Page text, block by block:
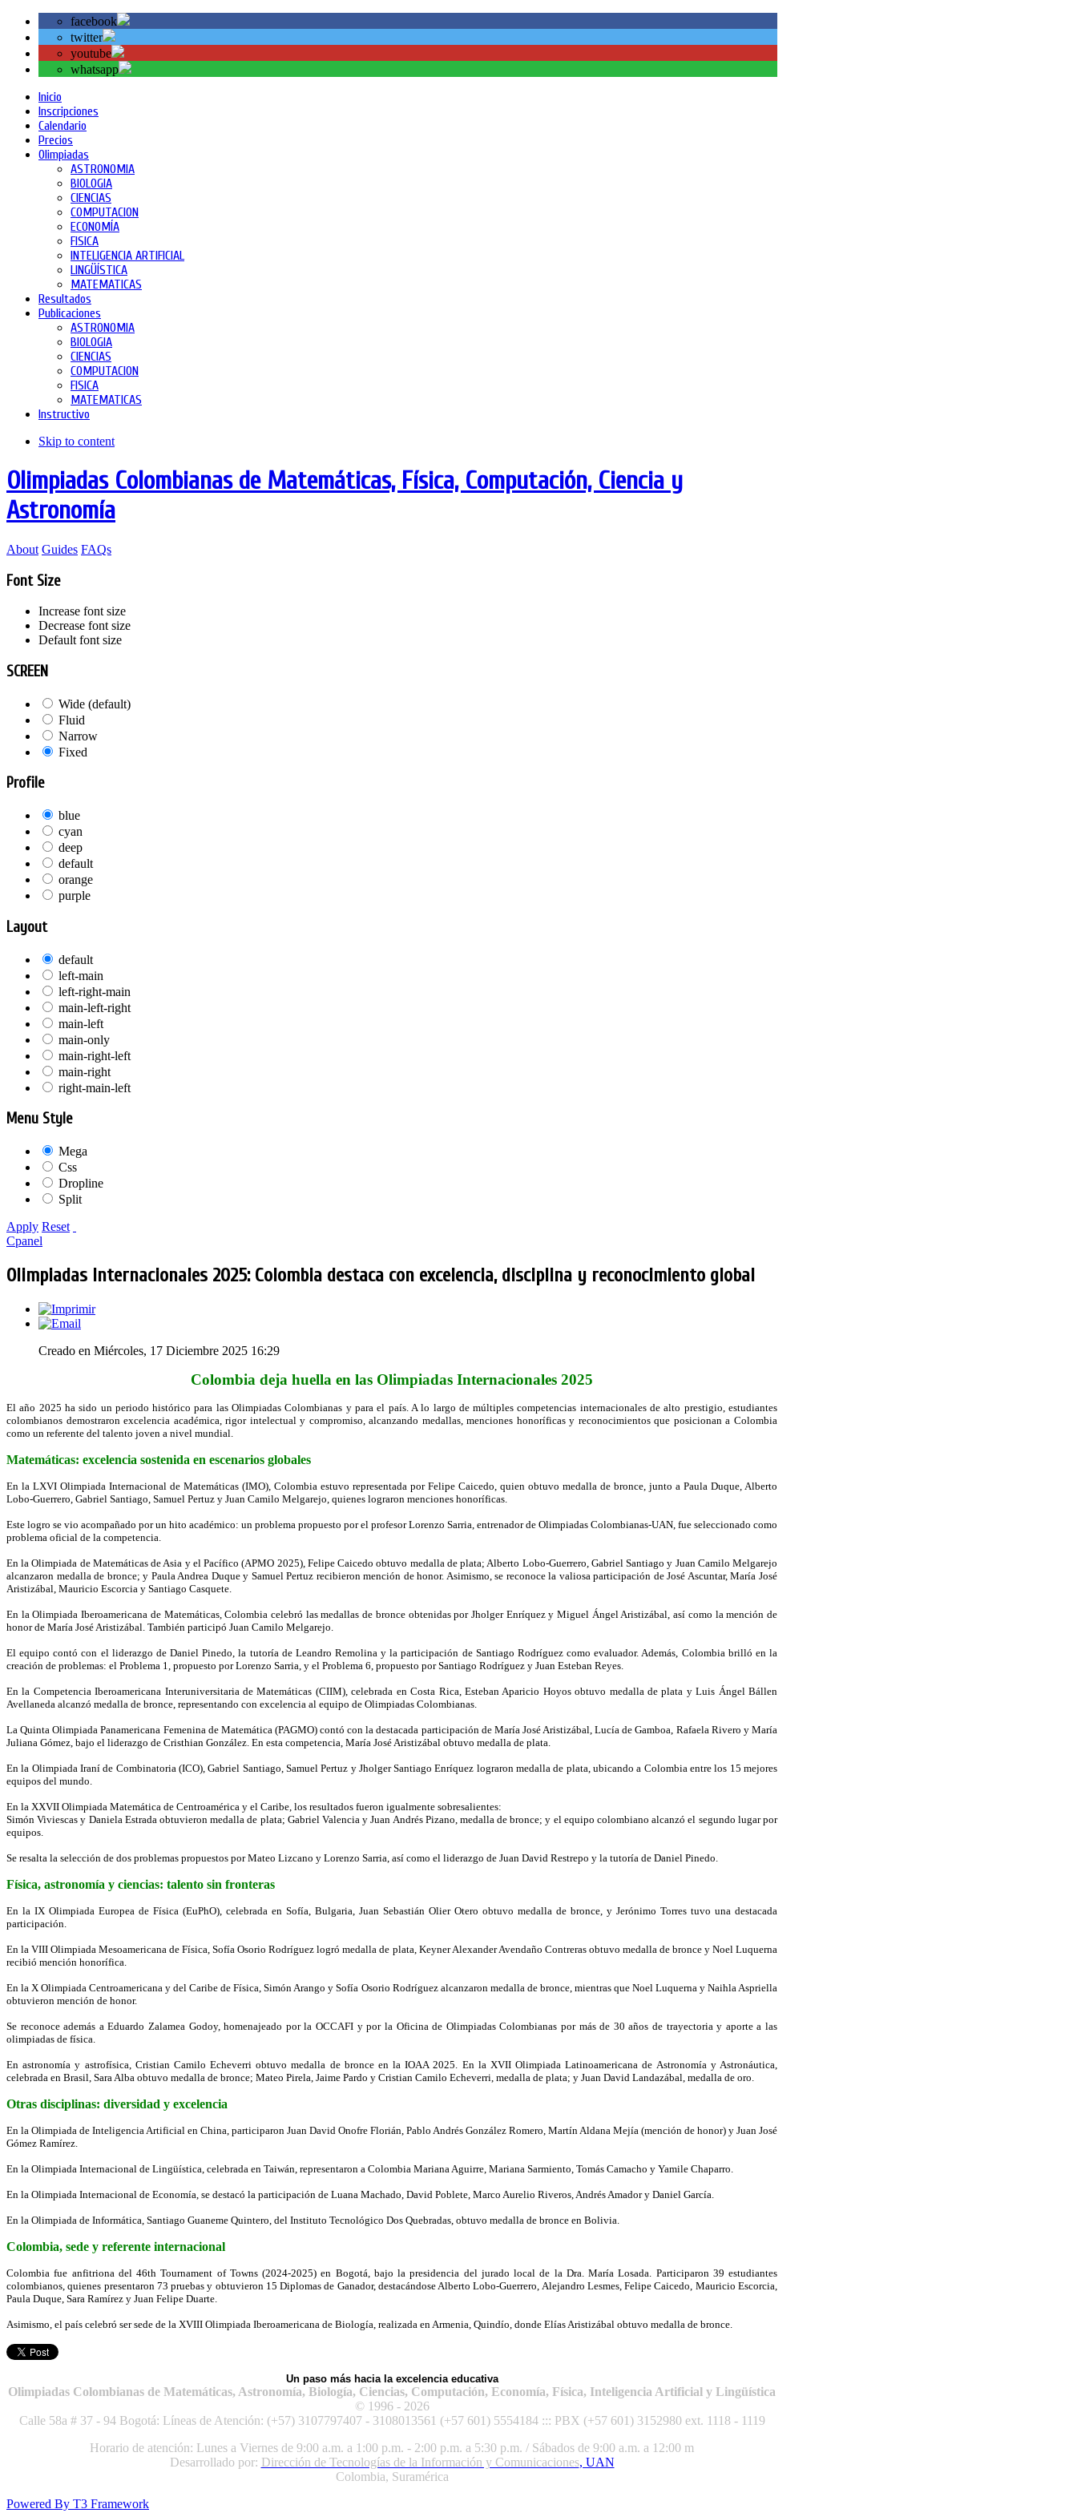
facebook
twitter
youtube
whatsapp
Inicio
Inscripciones
Calendario
Precios
Olimpiadas
ASTRONOMIA
BIOLOGIA
CIENCIAS
COMPUTACION
ECONOMÍA
FISICA
INTELIGENCIA ARTIFICIAL
LINGÜÍSTICA
MATEMATICAS
Resultados
Publicaciones
ASTRONOMIA
BIOLOGIA
CIENCIAS
COMPUTACION
FISICA
MATEMATICAS
Instructivo
Skip to content
Olimpiadas Colombianas de Matemáticas, Física, Computación, Ciencia y
Astronomía
About Guides FAQs
Font Size
Increase font size
Decrease font size
Default font size
SCREEN
Wide (default)
Fluid
Narrow
Fixed
Profile
blue
cyan
deep
default
orange
purple
Layout
default
left-main
left-right-main
main-left-right
main-left
main-only
main-right-left
main-right
right-main-left
Menu Style
Mega
Css
Dropline
Split
Apply Reset
Cpanel
Olimpiadas Internacionales 2025: Colombia destaca con excelencia, disciplina y reconocimiento global
Creado en Miércoles, 17 Diciembre 2025 16:29
Colombia deja huella en las Olimpiadas Internacionales 2025
El año 2025 ha sido un periodo histórico para las Olimpiadas Colombianas y para el país. A lo largo de múltiples competencias internacionales de alto prestigio, estudiantes
colombianos demostraron excelencia académica, rigor intelectual y compromiso, alcanzando medallas, menciones honoríficas y reconocimientos que posicionan a Colombia
como un referente del talento joven a nivel mundial.
Matemáticas: excelencia sostenida en escenarios globales
En la LXVI Olimpiada Internacional de Matemáticas (IMO), Colombia estuvo representada por Felipe Caicedo, quien obtuvo medalla de bronce, junto a Paula Duque, Alberto
Lobo-Guerrero, Gabriel Santiago, Samuel Pertuz y Juan Camilo Melgarejo, quienes lograron menciones honoríficas.
Este logro se vio acompañado por un hito académico: un problema propuesto por el profesor Lorenzo Sarria, entrenador de Olimpiadas Colombianas-UAN, fue seleccionado como
problema oficial de la competencia.
En la Olimpiada de Matemáticas de Asia y el Pacífico (APMO 2025), Felipe Caicedo obtuvo medalla de plata; Alberto Lobo-Guerrero, Gabriel Santiago y Juan Camilo Melgarejo
alcanzaron medalla de bronce; y Paula Andrea Duque y Samuel Pertuz recibieron mención de honor. Asimismo, se reconoce la valiosa participación de José Ascuntar, María José
Aristizábal, Mauricio Escorcia y Santiago Casquete.
En la Olimpiada Iberoamericana de Matemáticas, Colombia celebró las medallas de bronce obtenidas por Jholger Enríquez y Miguel Ángel Aristizábal, así como la mención de
honor de María José Aristizábal. También participó Juan Camilo Melgarejo.
El equipo contó con el liderazgo de Daniel Pinedo, la tutoría de Leandro Remolina y la participación de Santiago Rodríguez como evaluador. Además, Colombia brilló en la
creación de problemas: el Problema 1, propuesto por Lorenzo Sarria, y el Problema 6, propuesto por Santiago Rodríguez y Juan Esteban Reyes.
En la Competencia Iberoamericana Interuniversitaria de Matemáticas (CIIM), celebrada en Costa Rica, Esteban Aparicio Hoyos obtuvo medalla de plata y Luis Ángel Bállen
Avellaneda alcanzó medalla de bronce, representando con excelencia al equipo de Olimpiadas Colombianas.
La Quinta Olimpiada Panamericana Femenina de Matemática (PAGMO) contó con la destacada participación de María José Aristizábal, Lucía de Gamboa, Rafaela Rivero y María
Juliana Gómez, bajo el liderazgo de Cristhian González. En esta competencia, María José Aristizábal obtuvo medalla de plata.
En la Olimpiada Iraní de Combinatoria (ICO), Gabriel Santiago, Samuel Pertuz y Jholger Santiago Enríquez lograron medalla de plata, ubicando a Colombia entre los 15 mejores
equipos del mundo.
En la XXVII Olimpiada Matemática de Centroamérica y el Caribe, los resultados fueron igualmente sobresalientes:
Simón Viviescas y Daniela Estrada obtuvieron medalla de plata; Gabriel Valencia y Juan Andrés Pizano, medalla de bronce; y el equipo colombiano alcanzó el segundo lugar por
equipos.
Se resalta la selección de dos problemas propuestos por Mateo Lizcano y Lorenzo Sarria, así como el liderazgo de Juan David Restrepo y la tutoría de Daniel Pinedo.
Física, astronomía y ciencias: talento sin fronteras
En la IX Olimpiada Europea de Física (EuPhO), celebrada en Sofía, Bulgaria, Juan Sebastián Olier Otero obtuvo medalla de bronce, y Jerónimo Torres tuvo una destacada
participación.
En la VIII Olimpiada Mesoamericana de Física, Sofía Osorio Rodríguez logró medalla de plata, Keyner Alexander Avendaño Contreras obtuvo medalla de bronce y Noel Luquerna
recibió mención honorífica.
En la X Olimpiada Centroamericana y del Caribe de Física, Simón Arango y Sofía Osorio Rodríguez alcanzaron medalla de bronce, mientras que Noel Luquerna y Naihla Aspriella
obtuvieron mención de honor.
Se reconoce además a Eduardo Zalamea Godoy, homenajeado por la OCCAFI y por la Oficina de Olimpiadas Colombianas por más de 30 años de trayectoria y aporte a las
olimpiadas de física.
En astronomía y astrofísica, Cristian Camilo Echeverri obtuvo medalla de bronce en la IOAA 2025. En la XVII Olimpiada Latinoamericana de Astronomía y Astronáutica,
celebrada en Brasil, Sara Alba obtuvo medalla de bronce; Mateo Pirela, Jaime Pardo y Cristian Camilo Echeverri, medalla de plata; y Juan David Landazábal, medalla de oro.
Otras disciplinas: diversidad y excelencia
En la Olimpiada de Inteligencia Artificial en China, participaron Juan David Onofre Florián, Pablo Andrés González Romero, Martín Aldana Mejía (mención de honor) y Juan José
Gómez Ramírez.
En la Olimpiada Internacional de Lingüística, celebrada en Taiwán, representaron a Colombia Mariana Aguirre, Mariana Sarmiento, Tomás Camacho y Yamile Chaparro.
En la Olimpiada Internacional de Economía, se destacó la participación de Luana Machado, David Poblete, Marco Aurelio Riveros, Andrés Amador y Daniel García.
En la Olimpiada de Informática, Santiago Guaneme Quintero, del Instituto Tecnológico Dos Quebradas, obtuvo medalla de bronce en Bolivia.
Colombia, sede y referente internacional
Colombia fue anfitriona del 46th Tournament of Towns (2024-2025) en Bogotá, bajo la presidencia del jurado local de la Dra. María Losada. Participaron 39 estudiantes
colombianos, quienes presentaron 73 pruebas y obtuvieron 15 Diplomas de Ganador, destacándose Alberto Lobo-Guerrero, Alejandro Lesmes, Felipe Caicedo, Mauricio Escorcia,
Paula Duque, Sara Ramírez y Juan Felipe Duarte.
Asimismo, el país celebró ser sede de la XVIII Olimpiada Iberoamericana de Biología, realizada en Armenia, Quindío, donde Elías Aristizábal obtuvo medalla de bronce.
Un paso más hacia la excelencia educativa
Olimpiadas Colombianas de Matemáticas, Astronomía, Biología, Ciencias, Computación, Economía, Física, Inteligencia Artificial y Lingüística
© 1996 - 2026
Calle 58a # 37 - 94 Bogotá: Líneas de Atención: (+57) 3107797407 - 3108013561 (+57 601) 5554184 ::: PBX (+57 601) 3152980 ext. 1118 - 1119
Horario de atención: Lunes a Viernes de 9:00 a.m. a 1:00 p.m. - 2:00 p.m. a 5:30 p.m. / Sábados de 9:00 a.m. a 12:00 m
Desarrollado por: Dirección de Tecnologías de la Información y Comunicaciones, UAN
Colombia, Suramérica
Powered By T3 Framework